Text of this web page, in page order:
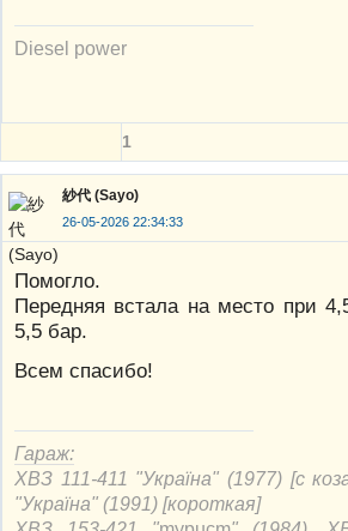
Diesel power
1
紗代 (Sayo)
26-05-2026 22:34:33
Помогло.
Передняя встала на место при
5,5 бар.
Всем спасибо!
Гараж:
ХВЗ 111-411 "Україна" (1977) [с
"Україна" (1991) [короткая]